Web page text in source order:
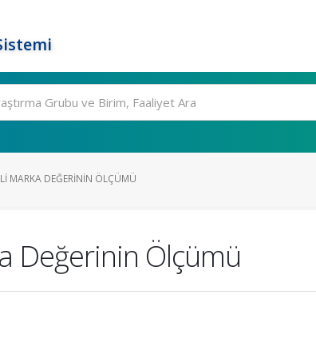
MARKA DEĞERININ ÖLÇÜMÜ
Değerinin Ölçümü